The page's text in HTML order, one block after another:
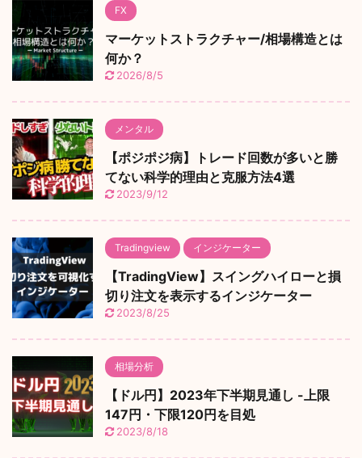
FX
マーケットストラクチャー/相場構造とは
何か？
2026/8/5
メンタル
【ポジポジ病】トレード回数が多いと勝
てない科学的理由と克服方法4選
2023/9/12
Tradingview インジケーター
【TradingView】スイングハイローと損
切り注文を表示するインジケーター
2023/8/25
相場分析
【ドル円】2023年下半期見通し -上限
147円・下限120円を目処
2023/8/18